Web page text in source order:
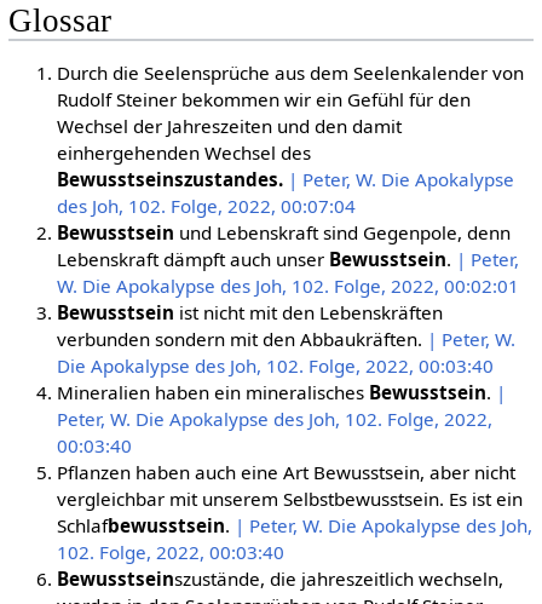
Glossar
Durch die Seelensprüche aus dem Seelenkalender von
Rudolf Steiner bekommen wir ein Gefühl für den
Wechsel der Jahreszeiten und den damit
einhergehenden Wechsel des
Bewusstseinszustandes. | Peter, W. Die Apokalypse
des Joh, 102. Folge, 2022, 00:07:04
Bewusstsein und Lebenskraft sind Gegenpole, denn
Lebenskraft dämpft auch unser Bewusstsein. | Peter,
W. Die Apokalypse des Joh, 102. Folge, 2022, 00:02:01
Bewusstsein ist nicht mit den Lebenskräften
verbunden sondern mit den Abbaukräften. | Peter, W.
Die Apokalypse des Joh, 102. Folge, 2022, 00:03:40
Mineralien haben ein mineralisches Bewusstsein. |
Peter, W. Die Apokalypse des Joh, 102. Folge, 2022,
00:03:40
Pflanzen haben auch eine Art Bewusstsein, aber nicht
vergleichbar mit unserem Selbstbewusstsein. Es ist ein
Schlafbewusstsein. | Peter, W. Die Apokalypse des Joh,
102. Folge, 2022, 00:03:40
Bewusstseinszustände, die jahreszeitlich wechseln,